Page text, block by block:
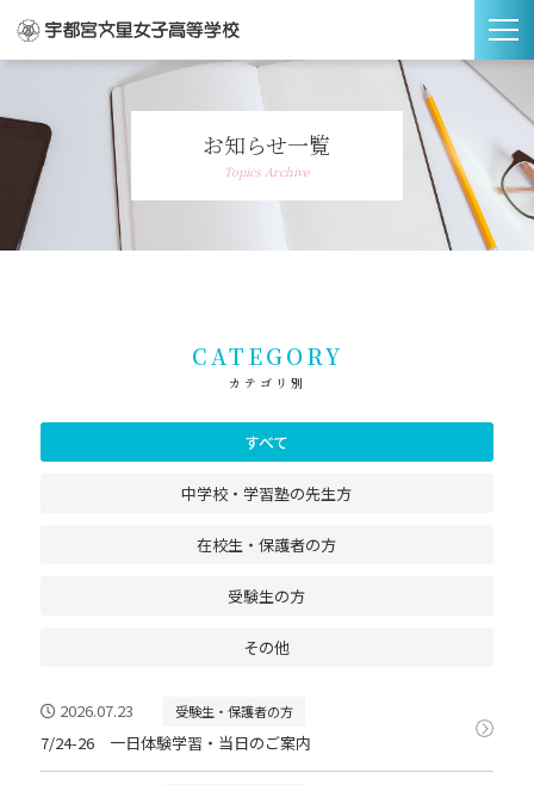
お知らせ一覧
Topics Archive
CATEGORY
カテゴリ別
すべて
中学校・学習塾の先生方
在校生・保護者の方
受験生の方
その他
2026.07.23 受験生・保護者の方
7/24-26 一日体験学習・当日のご案内